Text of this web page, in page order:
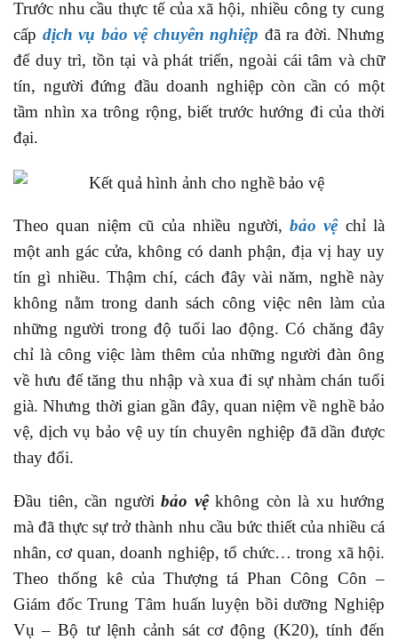
Trước nhu cầu thực tế của xã hội, nhiều công ty cung
cấp dịch vụ bảo vệ chuyên nghiệp đã ra đời. Nhưng
để duy trì, tồn tại và phát triển, ngoài cái tâm và chữ
tín, người đứng đầu doanh nghiệp còn cần có một
tầm nhìn xa trông rộng, biết trước hướng đi của thời
đại.
Theo quan niệm cũ của nhiều người,bảo vệchỉ là
một anh gác cửa, không có danh phận, địa vị hay uy
tín gì nhiều. Thậm chí, cách đây vài năm, nghề này
không nằm trong danh sách công việc nên làm của
những người trong độ tuổi lao động. Có chăng đây
chỉ là công việc làm thêm của những người đàn ông
về hưu để tăng thu nhập và xua đi sự nhàm chán tuổi
già. Nhưng thời gian gần đây, quan niệm về nghề bảo
vệ, dịch vụ bảo vệ uy tín chuyên nghiệp đã dần được
thay đổi.
Đầu tiên, cần người bảo vệ không còn là xu hướng
mà đã thực sự trở thành nhu cầu bức thiết của nhiều cá
nhân, cơ quan, doanh nghiệp, tổ chức… trong xã hội.
Theo thống kê của Thượng tá Phan Công Côn –
Giám đốc Trung Tâm huấn luyện bồi dưỡng Nghiệp
Vụ – Bộ tư lệnh cảnh sát cơ động (K20), tính đến